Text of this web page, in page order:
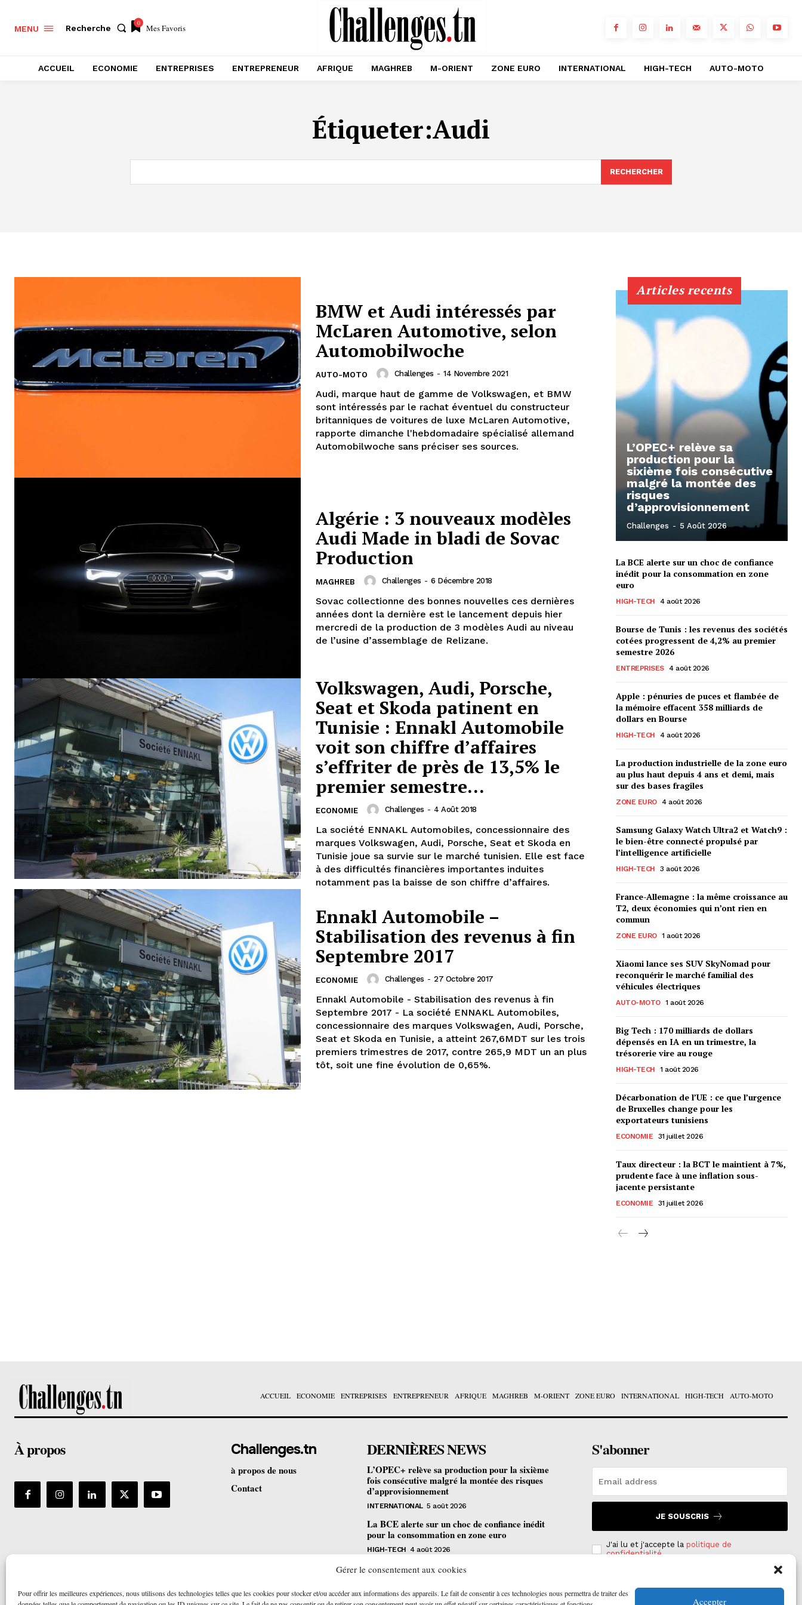
Gérer le consentement aux cookies
Pour offrir les meilleures expériences, nous utilisons des technologies telles que les cookies pour stocker et/ou accéder aux informations des appareils. Le fait de consentir à ces technologies nous permettra de traiter des
Accepter
MENU Recherche
0 Mes Favoris
ACCUEIL ECONOMIE ENTREPRISES ENTREPRENEUR AFRIQUE MAGHREB M-ORIENT ZONE EURO INTERNATIONAL HIGH-TECH AUTO-MOTO
Étiqueter:Audi
RECHERCHER
BMW et Audi intéressés par
McLaren Automotive, selon
Automobilwoche
AUTO-MOTO Challenges - 14 Novembre 2021
Audi, marque haut de gamme de Volkswagen, et BMW
sont intéressés par le rachat éventuel du constructeur
britanniques de voitures de luxe McLaren Automotive,
rapporte dimanche l'hebdomadaire spécialisé allemand
Automobilwoche sans préciser ses sources.
Algérie : 3 nouveaux modèles
Audi Made in bladi de Sovac
Production
MAGHREB Challenges - 6 Décembre 2018
Sovac collectionne des bonnes nouvelles ces dernières
années dont la dernière est le lancement depuis hier
mercredi de la production de 3 modèles Audi au niveau
de l’usine d’assemblage de Relizane.
Volkswagen, Audi, Porsche,
Seat et Skoda patinent en
Tunisie : Ennakl Automobile
voit son chiffre d’affaires
s’effriter de près de 13,5% le
premier semestre...
ECONOMIE Challenges - 4 Août 2018
La société ENNAKL Automobiles, concessionnaire des
marques Volkswagen, Audi, Porsche, Seat et Skoda en
Tunisie joue sa survie sur le marché tunisien. Elle est face
à des difficultés financières importantes induites
notamment pas la baisse de son chiffre d’affaires.
Ennakl Automobile –
Stabilisation des revenus à fin
Septembre 2017
ECONOMIE Challenges - 27 Octobre 2017
Ennakl Automobile - Stabilisation des revenus à fin
Septembre 2017 - La société ENNAKL Automobiles,
concessionnaire des marques Volkswagen, Audi, Porsche,
Seat et Skoda en Tunisie, a atteint 267,6MDT sur les trois
premiers trimestres de 2017, contre 265,9 MDT un an plus
tôt, soit une fine évolution de 0,65%.
Articles recents
L’OPEC+ relève sa
production pour la
sixième fois consécutive
malgré la montée des
risques
d’approvisionnement
Challenges - 5 Août 2026
La BCE alerte sur un choc de confiance
inédit pour la consommation en zone
euro
HIGH-TECH 4 août 2026
Bourse de Tunis : les revenus des sociétés
cotées progressent de 4,2% au premier
semestre 2026
ENTREPRISES 4 août 2026
Apple : pénuries de puces et flambée de
la mémoire effacent 358 milliards de
dollars en Bourse
HIGH-TECH 4 août 2026
La production industrielle de la zone euro
au plus haut depuis 4 ans et demi, mais
sur des bases fragiles
ZONE EURO 4 août 2026
Samsung Galaxy Watch Ultra2 et Watch9 :
le bien-être connecté propulsé par
l’intelligence artificielle
HIGH-TECH 3 août 2026
France-Allemagne : la même croissance au
T2, deux économies qui n’ont rien en
commun
ZONE EURO 1 août 2026
Xiaomi lance ses SUV SkyNomad pour
reconquérir le marché familial des
véhicules électriques
AUTO-MOTO 1 août 2026
Big Tech : 170 milliards de dollars
dépensés en IA en un trimestre, la
trésorerie vire au rouge
HIGH-TECH 1 août 2026
Décarbonation de l’UE : ce que l’urgence
de Bruxelles change pour les
exportateurs tunisiens
ECONOMIE 31 juillet 2026
Taux directeur : la BCT le maintient à 7%,
prudente face à une inflation sous-
jacente persistante
ECONOMIE 31 juillet 2026
ACCUEIL ECONOMIE ENTREPRISES ENTREPRENEUR AFRIQUE MAGHREB M-ORIENT ZONE EURO INTERNATIONAL HIGH-TECH AUTO-MOTO
À propos Challenges.tn
à propos de nous
Contact
DERNIÈRES NEWS
L’OPEC+ relève sa production pour la sixième
fois consécutive malgré la montée des risques
d’approvisionnement
INTERNATIONAL 5 août 2026
La BCE alerte sur un choc de confiance inédit
pour la consommation en zone euro
HIGH-TECH 4 août 2026
Bourse de Tunis : les revenus des sociétés cotées
ENTREPRISES 4 août 2026
S'abonner
JE SOUSCRIS
J'ai lu et j'accepte la politique de
confidentialité.